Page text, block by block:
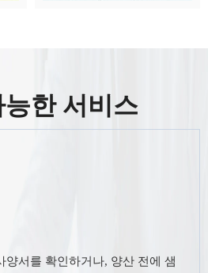
한 서비스
양서를 확인하거나, 양산 전에 샘